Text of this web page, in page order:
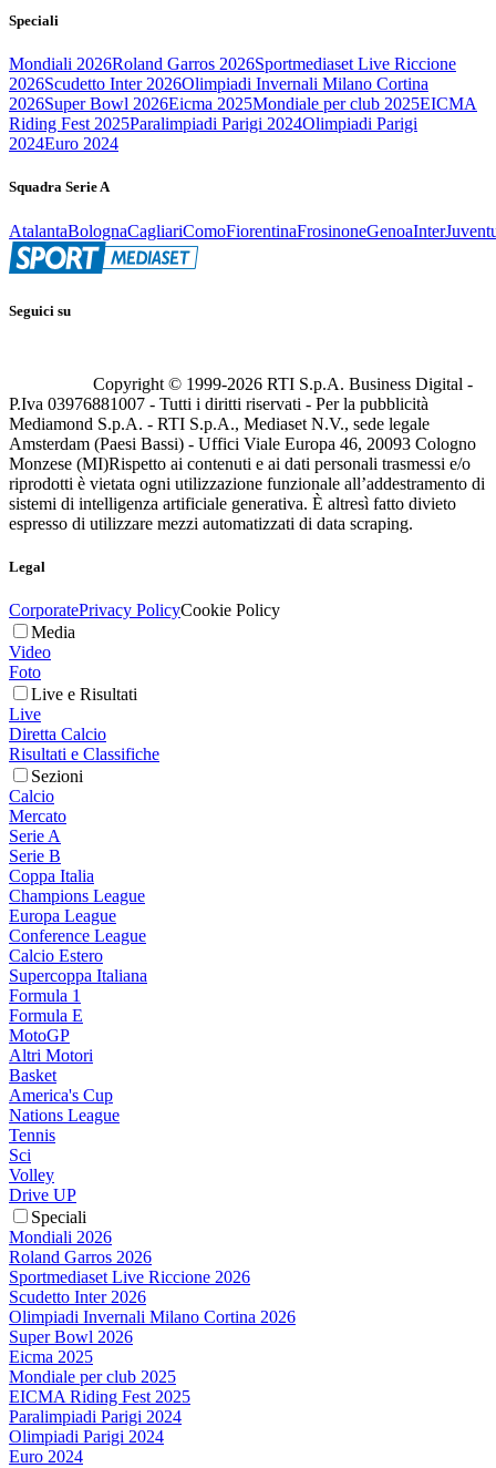
Speciali
Mondiali 2026Roland Garros 2026Sportmediaset Live Riccione
2026Scudetto Inter 2026Olimpiadi Invernali Milano Cortina
2026Super Bowl 2026Eicma 2025Mondiale per club 2025EICMA
Riding Fest 2025Paralimpiadi Parigi 2024Olimpiadi Parigi
2024Euro 2024
Squadra Serie A
AtalantaBolognaCagliariComoFiorentinaFrosinoneGenoaInter
Seguici su
Copyright © 1999-2026 RTI S.p.A. Business Digital -
P.Iva 03976881007 - Tutti i diritti riservati - Per la pubblicità
Mediamond S.p.A. - RTI S.p.A., Mediaset N.V., sede legale
Amsterdam (Paesi Bassi) - Uffici Viale Europa 46, 20093 Cologno
Monzese (MI)Rispetto ai contenuti e ai dati personali trasmessi e/o
riprodotti è vietata ogni utilizzazione funzionale all’addestramento di
sistemi di intelligenza artificiale generativa. È altresì fatto divieto
espresso di utilizzare mezzi automatizzati di data scraping.
Legal
CorporatePrivacy PolicyCookie Policy
Media
Video
Foto
Live e Risultati
Live
Diretta Calcio
Risultati e Classifiche
Sezioni
Calcio
Mercato
Serie A
Serie B
Coppa Italia
Champions League
Europa League
Conference League
Calcio Estero
Supercoppa Italiana
Formula 1
Formula E
MotoGP
Altri Motori
Basket
America's Cup
Nations League
Tennis
Sci
Volley
Drive UP
Speciali
Mondiali 2026
Roland Garros 2026
Sportmediaset Live Riccione 2026
Scudetto Inter 2026
Olimpiadi Invernali Milano Cortina 2026
Super Bowl 2026
Eicma 2025
Mondiale per club 2025
EICMA Riding Fest 2025
Paralimpiadi Parigi 2024
Olimpiadi Parigi 2024
Euro 2024